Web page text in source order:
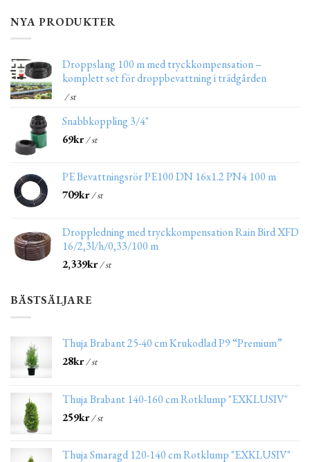
NYA PRODUKTER
Droppslang 100 m med tryckkompensation –
komplett set för droppbevattning i trädgården
/ st
Snabbkoppling 3/4"
69kr/ st
PE Bevattningsrör PE100 DN 16x1.2 PN4 100 m
709kr/ st
Droppledning med tryckkompensation Rain Bird XFD
16/2,3l/h/0,33/100 m
2,339kr/ st
BÄSTSÄLJARE
Thuja Brabant 25-40 cm Krukodlad P9 “Premium”
28kr/ st
Thuja Brabant 140-160 cm Rotklump "EXKLUSIV"
259kr/ st
Thuja Smaragd 120-140 cm Rotklump "EXKLUSIV"